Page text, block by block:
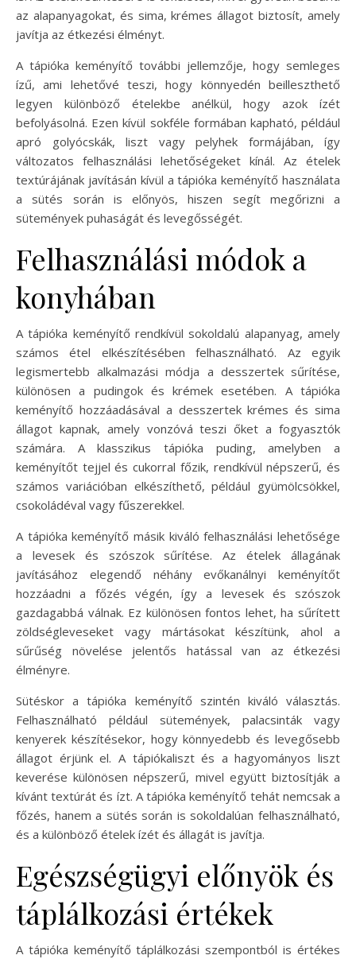
az alapanyagokat, és sima, krémes állagot biztosít, amely
javítja az étkezési élményt.
A tápióka keményítő további jellemzője, hogy semleges
ízű, ami lehetővé teszi, hogy könnyedén beilleszthető
legyen különböző ételekbe anélkül, hogy azok ízét
befolyásolná. Ezen kívül sokféle formában kapható, például
apró golyócskák, liszt vagy pelyhek formájában, így
változatos felhasználási lehetőségeket kínál. Az ételek
textúrájának javításán kívül a tápióka keményítő használata
a sütés során is előnyös, hiszen segít megőrizni a
sütemények puhaságát és levegősségét.
Felhasználási módok a
konyhában
A tápióka keményítő rendkívül sokoldalú alapanyag, amely
számos étel elkészítésében felhasználható. Az egyik
legismertebb alkalmazási módja a desszertek sűrítése,
különösen a pudingok és krémek esetében. A tápióka
keményítő hozzáadásával a desszertek krémes és sima
állagot kapnak, amely vonzóvá teszi őket a fogyasztók
számára. A klasszikus tápióka puding, amelyben a
keményítőt tejjel és cukorral főzik, rendkívül népszerű, és
számos variációban elkészíthető, például gyümölcsökkel,
csokoládéval vagy fűszerekkel.
A tápióka keményítő másik kiváló felhasználási lehetősége
a levesek és szószok sűrítése. Az ételek állagának
javításához elegendő néhány evőkanálnyi keményítőt
hozzáadni a főzés végén, így a levesek és szószok
gazdagabbá válnak. Ez különösen fontos lehet, ha sűrített
zöldségleveseket vagy mártásokat készítünk, ahol a
sűrűség növelése jelentős hatással van az étkezési
élményre.
Sütéskor a tápióka keményítő szintén kiváló választás.
Felhasználható például sütemények, palacsinták vagy
kenyerek készítésekor, hogy könnyedebb és levegősebb
állagot érjünk el. A tápiókaliszt és a hagyományos liszt
keverése különösen népszerű, mivel együtt biztosítják a
kívánt textúrát és ízt. A tápióka keményítő tehát nemcsak a
főzés, hanem a sütés során is sokoldalúan felhasználható,
és a különböző ételek ízét és állagát is javítja.
Egészségügyi előnyök és
táplálkozási értékek
A tápióka keményítő táplálkozási szempontból is értékes